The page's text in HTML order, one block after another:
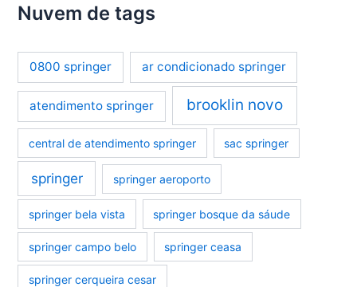
Nuvem de tags
0800 springer ar condicionado springer
atendimento springer brooklin novo
central de atendimento springer sac springer
springer springer aeroporto
springer bela vista springer bosque da sáude
springer campo belo springer ceasa
springer cerqueira cesar